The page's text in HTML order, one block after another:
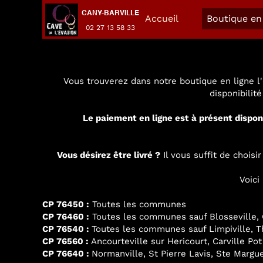
Accueil Boutique
CANY-BARVILLE
02 27 13 58 33
Vous trouverez dans notre boutique en ligne
Le paiement en ligne est à présent
Vous désirez être livré ? Il vous suffit de
Voici
CP 76450 : Toutes les communes
CP 76460 : Toutes les communes sauf
CP 76540 : Toutes les communes sauf Limpiville,
CP 76560 : Ancourteville sur Hericourt, Carville
CP 76640 : Normanville, St Pierre Lavis, Ste